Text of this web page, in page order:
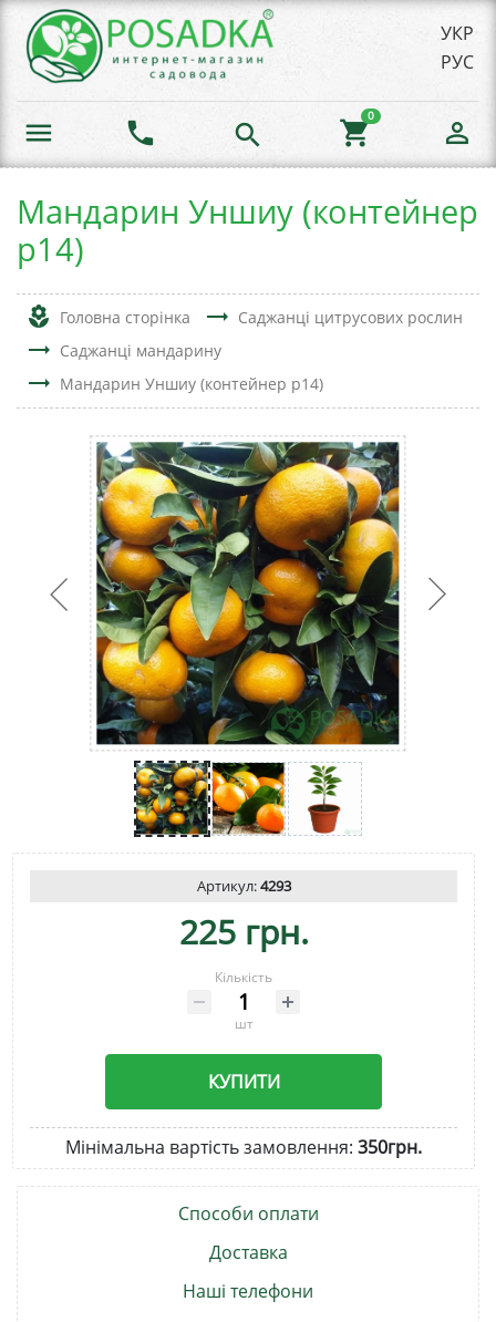
УКР
РУС
menu phone search shopping_cart
0
person_outline
Мандарин Уншиу (контейнер
р14)
local_florist Головна сторінка trending_flat Саджанці цитрусових рослин
trending_flat Саджанці мандарину
trending_flat Мандарин Уншиу (контейнер р14)
Артикул:4293
225 грн.
Кількість
шт
КУПИТИ
Мінімальна вартість замовлення: 350грн.
Способи оплати
Доставка
Наші телефони